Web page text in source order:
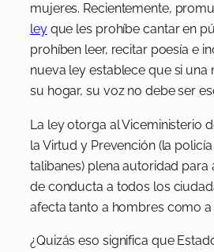
mujeres. Recientemente,
leyque les prohíbe cantar en
prohíben leer, recitar poesía e
nueva ley establece que si una
su hogar, su voz no debe ser
La ley otorga al Viceministerio
la Virtud y Prevención (la
talibanes) plena autoridad para
de conducta a todos los
afecta tanto a hombres como a
¿Quizás eso significa que